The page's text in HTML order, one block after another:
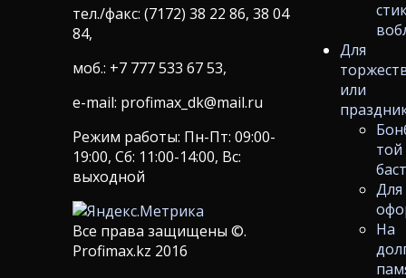
Для
или
той
Для
На
тел./факс: (7172) 38 22 86, 38 04
84,
моб.: +7 777 533 67 53,
e-mail: profimax_dk@mail.ru
Режим работы: Пн-Пт: 09:00-
19:00, Сб: 11:00-14:00, Вс:
выходной
Все права защищены ©.
Profimax.kz 2016